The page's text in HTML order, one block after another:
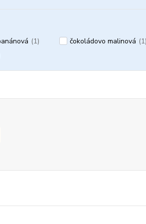
(1) čokoládovo malinová (1)